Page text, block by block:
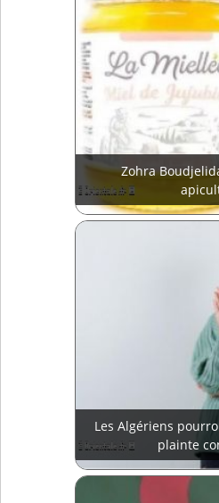
Zohra
Les Algériens
plainte